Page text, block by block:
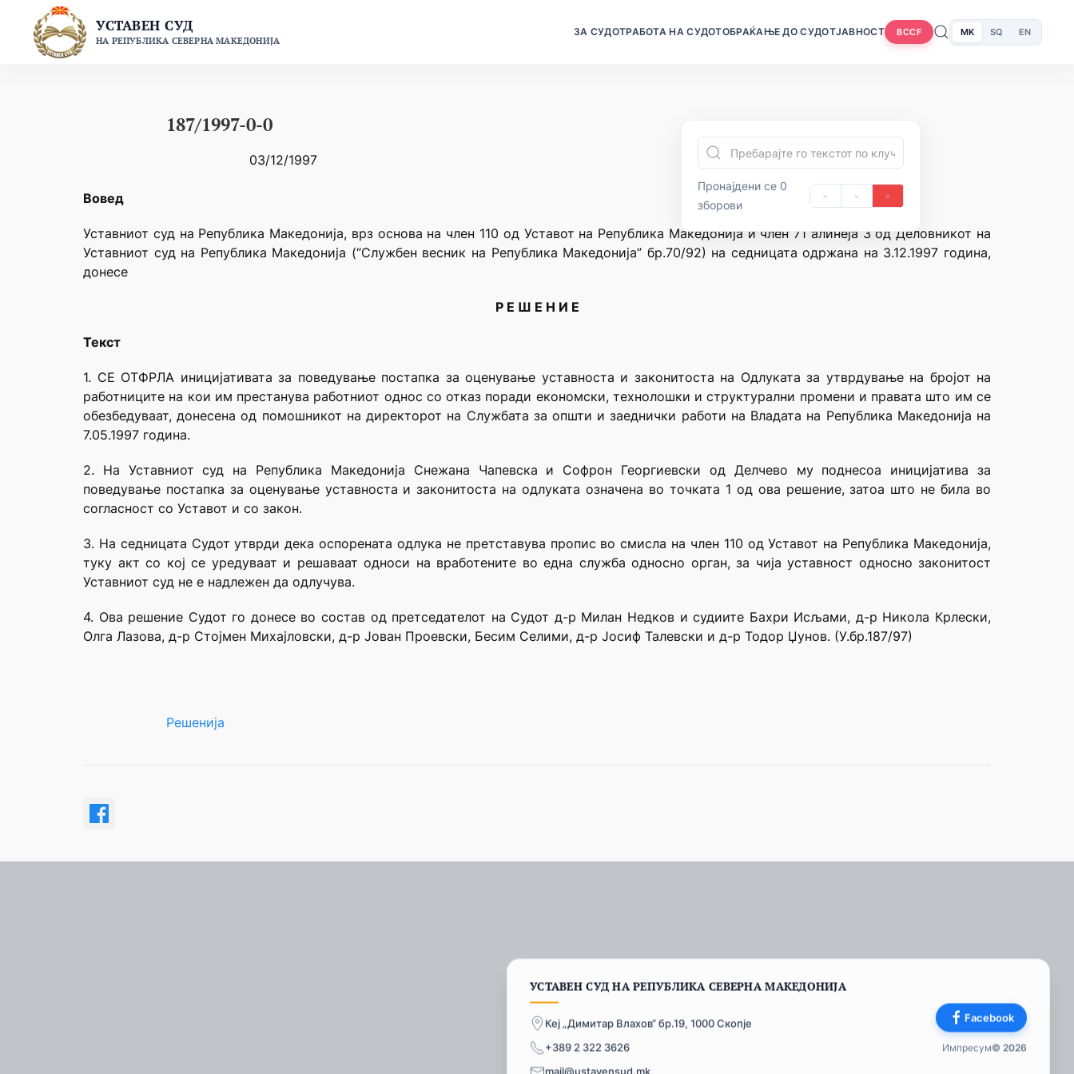
content
УСТАВЕН СУД
НА РЕПУБЛИКА СЕВЕРНА МАКЕДОНИЈА
ЗА СУДОТРАБОТА НА СУДОТОБРАЌАЊЕ ДО СУДОТЈАВНОСТ BCCF MK SQ EN
187/1997-0-0
03/12/1997
Пронајдени се 0
зборови
Вовед
Уставниот суд на Република Македонија, врз основа на член 110 од Уставот на Република Македонија и член 71 алинеја 3 од Деловникот на
Уставниот суд на Република Македонија (“Службен весник на Република Македонија” бр.70/92) на седницата одржана на 3.12.1997 година,
донесе
Р Е Ш Е Н И Е
Текст
1. СЕ ОТФРЛА иницијативата за поведување постапка за оценување уставноста и законитоста на Одлуката за утврдување на бројот на
работниците на кои им престанува работниот однос со отказ поради економски, технолошки и структурални промени и правата што им се
обезбедуваат, донесена од помошникот на директорот на Службата за општи и заеднички работи на Владата на Република Македонија на
7.05.1997 година.
2. На Уставниот суд на Република Македонија Снежана Чапевска и Софрон Георгиевски од Делчево му поднесоа иницијатива за
поведување постапка за оценување уставноста и законитоста на одлуката означена во точката 1 од ова решение, затоа што не била во
согласност со Уставот и со закон.
3. На седницата Судот утврди дека оспорената одлука не претставува пропис во смисла на член 110 од Уставот на Република Македонија,
туку акт со кој се уредуваат и решаваат односи на вработените во една служба односно орган, за чија уставност односно законитост
Уставниот суд не е надлежен да одлучува.
4. Ова решение Судот го донесе во состав од претседателот на Судот д-р Милан Недков и судиите Бахри Исљами, д-р Никола Крлески,
Олга Лазова, д-р Стојмен Михајловски, д-р Јован Проевски, Бесим Селими, д-р Јосиф Талевски и д-р Тодор Џунов. (У.бр.187/97)
Решенија
УСТАВЕН СУД НА РЕПУБЛИКА СЕВЕРНА МАКЕДОНИЈА
Кеј „Димитар Влахов“ бр.19, 1000 Скопје
+389 2 322 3626
Facebook
Импресум© 2026